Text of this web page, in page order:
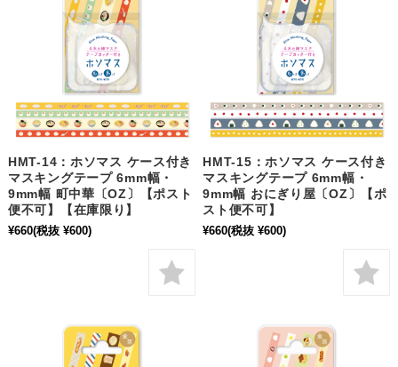
HMT-14：ホソマス ケース付き
マスキングテープ 6mm幅・
9mm幅 町中華〔OZ〕【ポスト
便不可】【在庫限り】
¥660(税抜 ¥600)
HMT-15：ホソマス ケース付き
マスキングテープ 6mm幅・
9mm幅 おにぎり屋〔OZ〕【ポ
スト便不可】
¥660(税抜 ¥600)